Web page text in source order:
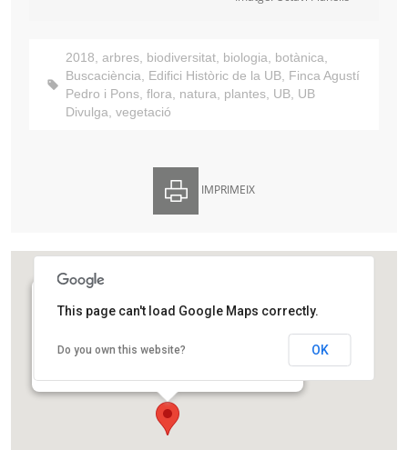
2018, arbres, biodiversitat, biologia, botànica,
Buscaciència, Edifici Històric de la UB, Finca Agustí
Pedro i Pons, flora, natura, plantes, UB, UB
Divulga, vegetació
IMPRIMEIX
Universitat de Barcelona)
Gran Via de les Corts Catalanes 585
This page can't load Google Maps correctly.
Do you own this website? OK